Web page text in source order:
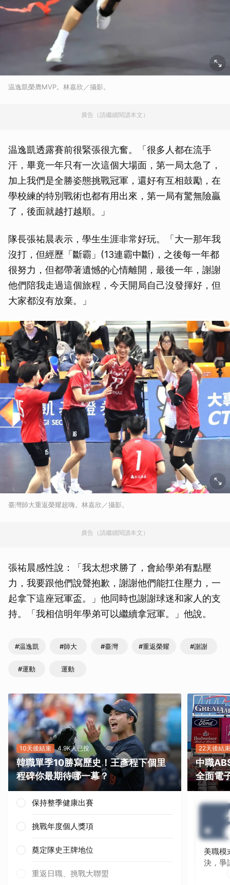
温逸凱榮膺MVP。林嘉欣／攝影。
廣告（請繼續閱讀本文）
温逸凱透露賽前很緊張很亢奮。「很多人都在流手
汗，畢竟一年只有一次這個大場面，第一局太急了，
加上我們是全勝姿態挑戰冠軍，還好有互相鼓勵，在
學校練的特別戰術也都有用出來，第一局有驚無險贏
了，後面就越打越順。」
隊長張祐晨表示，學生生涯非常好玩。「大一那年我
沒打，但經歷「斷霸」(13連霸中斷)，之後每一年都
很努力，但都帶著遺憾的心情離開，最後一年，謝謝
他們陪我走過這個旅程，今天開局自己沒發揮好，但
大家都沒有放棄。」
臺灣師大重返榮耀超嗨。林嘉欣／攝影。
廣告（請繼續閱讀本文）
張祐晨感性說：「我太想求勝了，會給學弟有點壓
力，我要跟他們說聲抱歉，謝謝他們能扛住壓力，一
起拿下這座冠軍盃。」他同時也謝謝球迷和家人的支
持。「我相信明年學弟可以繼續拿冠軍。」他說。
#温逸凱 #師大 #臺灣 #重返榮耀 #謝謝
#運動 運動
10天後結束 4.9K人已投
韓職單季10勝寫歷史！王彥程下個里
程碑你最期待哪一幕？
保持整季健康出賽
挑戰年度個人獎項
奠定隊史王牌地位
重返日職、挑戰大聯盟
22天後結束
中職
全面電
美職模
決，爭